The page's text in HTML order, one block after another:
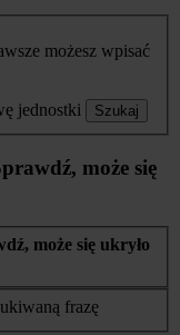
możesz wpisać
jednostki Szukaj
może się
może się ukryło
frazę